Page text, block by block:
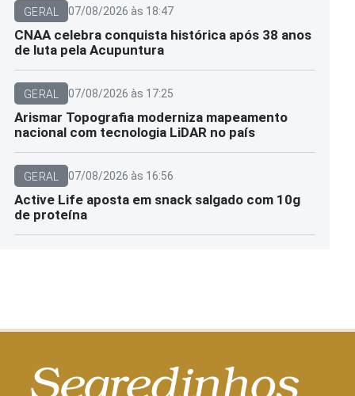
GERAL 07/08/2026 às 18:47
CNAA celebra conquista histórica após 38 anos
de luta pela Acupuntura
GERAL 07/08/2026 às 17:25
Arismar Topografia moderniza mapeamento
nacional com tecnologia LiDAR no país
GERAL 07/08/2026 às 16:56
Active Life aposta em snack salgado com 10g
de proteína